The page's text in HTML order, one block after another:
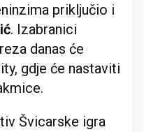
priključio i
. Izabranici
danas će
gdje će nastaviti
Švicarske igra